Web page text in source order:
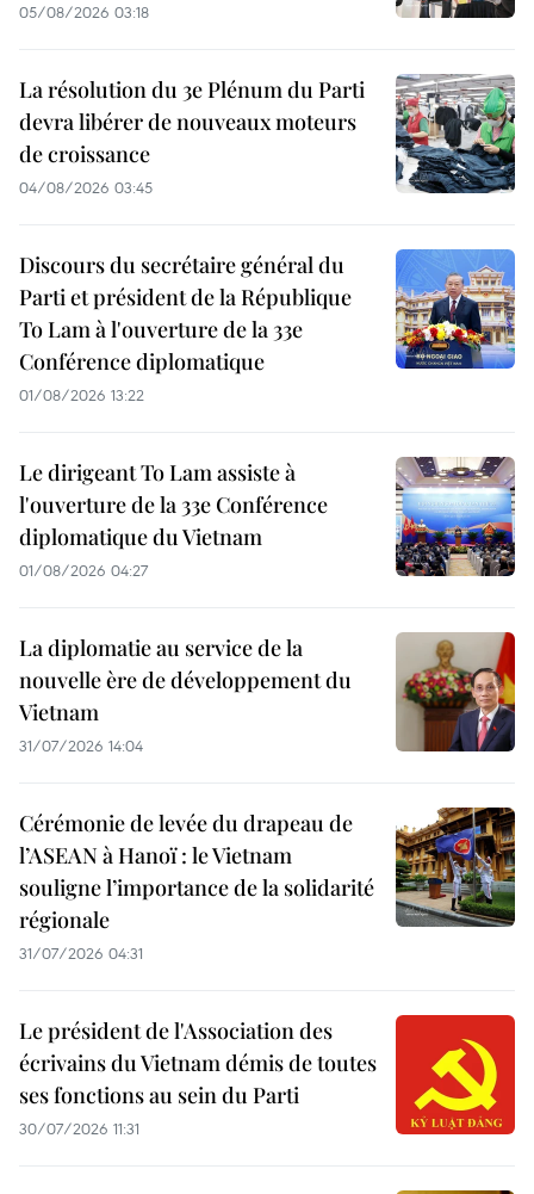
05/08/2026 03:18
La résolution du 3e Plénum du Parti
devra libérer de nouveaux moteurs
de croissance
04/08/2026 03:45
Discours du secrétaire général du
Parti et président de la République
To Lam à l'ouverture de la 33e
Conférence diplomatique
01/08/2026 13:22
Le dirigeant To Lam assiste à
l'ouverture de la 33e Conférence
diplomatique du Vietnam
01/08/2026 04:27
La diplomatie au service de la
nouvelle ère de développement du
Vietnam
31/07/2026 14:04
Cérémonie de levée du drapeau de
l’ASEAN à Hanoï : le Vietnam
souligne l’importance de la solidarité
régionale
31/07/2026 04:31
Le président de l'Association des
écrivains du Vietnam démis de toutes
ses fonctions au sein du Parti
30/07/2026 11:31